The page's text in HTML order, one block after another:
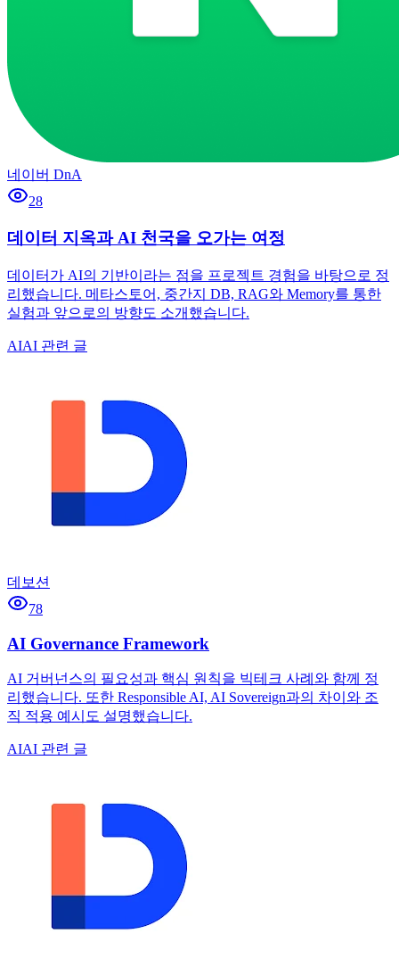
네이버 DnA
28
데이터 지옥과 AI 천국을 오가는 여정
데이터가 AI의 기반이라는 점을 프로젝트 경험을 바탕으로 정
리했습니다. 메타스토어, 중간지 DB, RAG와 Memory를 통한
실험과 앞으로의 방향도 소개했습니다.
AIAI 관련 글
데보션
78
AI Governance Framework
AI 거버넌스의 필요성과 핵심 원칙을 빅테크 사례와 함께 정
리했습니다. 또한 Responsible AI, AI Sovereign과의 차이와 조
직 적용 예시도 설명했습니다.
AIAI 관련 글